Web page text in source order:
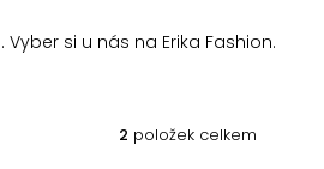
si u nás na Erika Fashion.
2 položek celkem